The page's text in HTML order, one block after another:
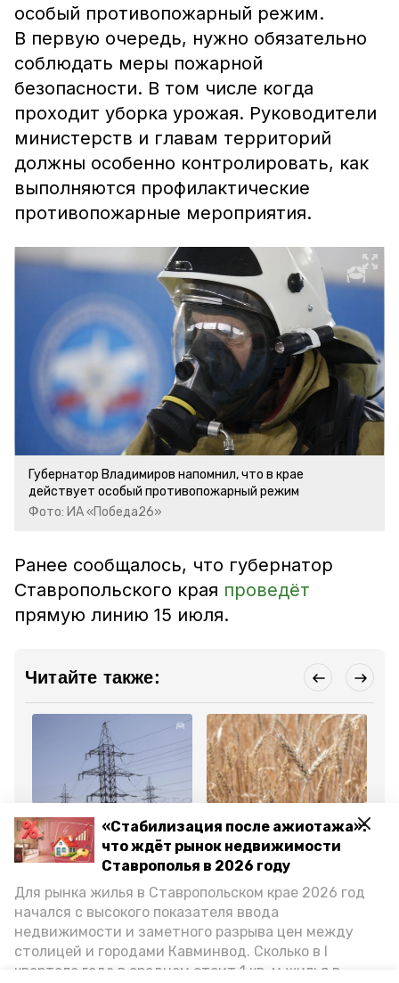
«Стабилизация после ажиотажа»:
что ждёт рынок недвижимости
Ставрополья в 2026 году
Для рынка жилья в Ставропольском крае 2026 год
начался с высокого показателя ввода
недвижимости и заметного разрыва цен между
столицей и городами Кавминвод. Сколько в I
квартале года в среднем стоит 1 кв. м жилья в
особый противопожарный режим.
В первую очередь, нужно обязательно
соблюдать меры пожарной
безопасности. В том числе когда
проходит уборка урожая. Руководители
министерств и главам территорий
должны особенно контролировать, как
выполняются профилактические
противопожарные мероприятия.
Губернатор Владимиров напомнил, что в крае
действует особый противопожарный режим
Фото: ИА «Победа26»
Ранее сообщалось, что губернатор
Ставропольского края проведёт
прямую линию 15 июля.
Читайте также:
8 июля 2025, 11:45
424 птицезащитных
устройства установили
энергетики на
7 июля 2025, 14:00
Губернатор
Ставрополья: В
закромах края уже 2,9
Все новости